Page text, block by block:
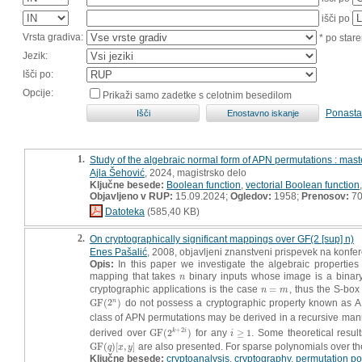
išči po
Vrsta gradiva:
* po
Jezik:
Išči po:
Opcije:
Prikaži samo zadetke s celotnim besedilom
1. Study of the algebraic normal form of APN permutations :
Ajla Šehović , 2024, magistrsko delo
Ključne besede: Boolean function vectorial Boolean function
Objavljeno v RUP: 15.09.2024; Ogledov: 1958; Prenosov: 70
Datoteka (585,40 KB)
2. On cryptographically significant mappings over GF(2 [sup] n)
Enes Pašalić , 2008, objavljeni znanstveni prispevek na
Opis: In this paper we investigate the algebraic
mapping that takesn
n binary inputs whose image is a
cryptographic applications is the casen = m
n =m
, thus the S-
GF(2n )
GF(2n) do not possess a cryptographic property known as
class of APN permutations may be derived in a recursive
derived overGF(2k+2i )
GF(2k+2 i) for anyi ≥ 1
i≥1
. Some theoretical
GF(q)[x,y]
GF(q) x,y] are also presented. For sparse polynomials over
Ključne besede: cryptoanalysis, cryptography, permutation